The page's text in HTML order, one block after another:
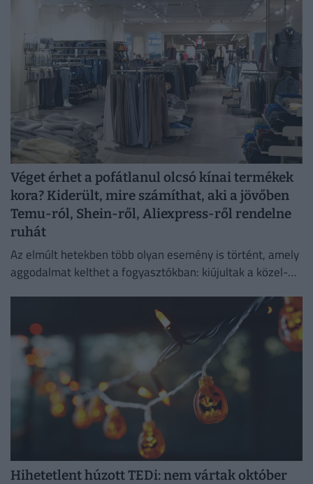
Véget érhet a pofátlanul olcsó kínai termékek
kora? Kiderült, mire számíthat, aki a jövőben
Temu-ról, Shein-ről, Aliexpress-ről rendelne
ruhát
Az elmúlt hetekben több olyan esemény is történt, amely
aggodalmat kelthet a fogyasztókban: kiújultak a közel-
Hihetetlent húzott TEDi: nem vártak október